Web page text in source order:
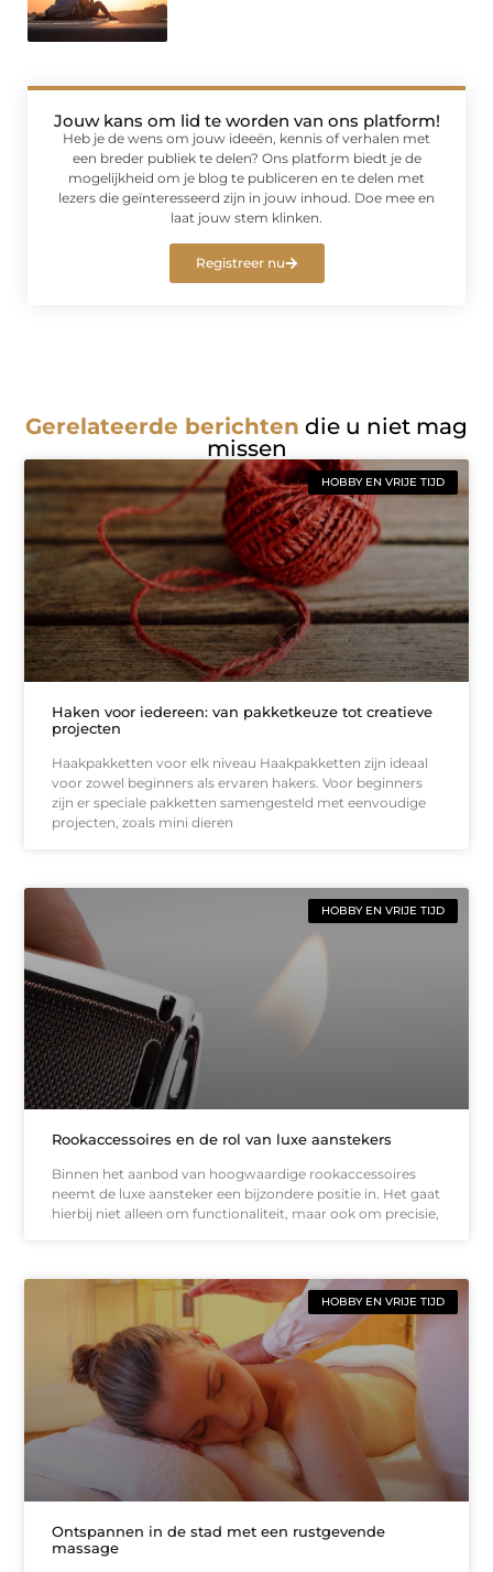
Jouw kans om lid te worden van ons platform!
Heb je de wens om jouw ideeën, kennis of verhalen met
een breder publiek te delen? Ons platform biedt je de
mogelijkheid om je blog te publiceren en te delen met
lezers die geïnteresseerd zijn in jouw inhoud. Doe mee en
laat jouw stem klinken.
Registreer nu
Gerelateerde berichten die u niet mag
missen
HOBBY EN VRIJE TIJD
Haken voor iedereen: van pakketkeuze tot creatieve
projecten
Haakpakketten voor elk niveau Haakpakketten zijn ideaal
voor zowel beginners als ervaren hakers. Voor beginners
zijn er speciale pakketten samengesteld met eenvoudige
projecten, zoals mini dieren
HOBBY EN VRIJE TIJD
Rookaccessoires en de rol van luxe aanstekers
Binnen het aanbod van hoogwaardige rookaccessoires
neemt de luxe aansteker een bijzondere positie in. Het gaat
hierbij niet alleen om functionaliteit, maar ook om precisie,
HOBBY EN VRIJE TIJD
Ontspannen in de stad met een rustgevende
massage